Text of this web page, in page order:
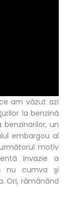
am văzut azi
la benzină
un
embargou al
motiv
invazie a
nu cumva şi
Ori, rămânând